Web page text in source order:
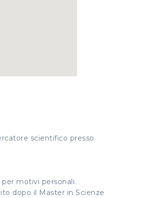
scientifico presso
motivi personali.
dopo il Master in Scienze